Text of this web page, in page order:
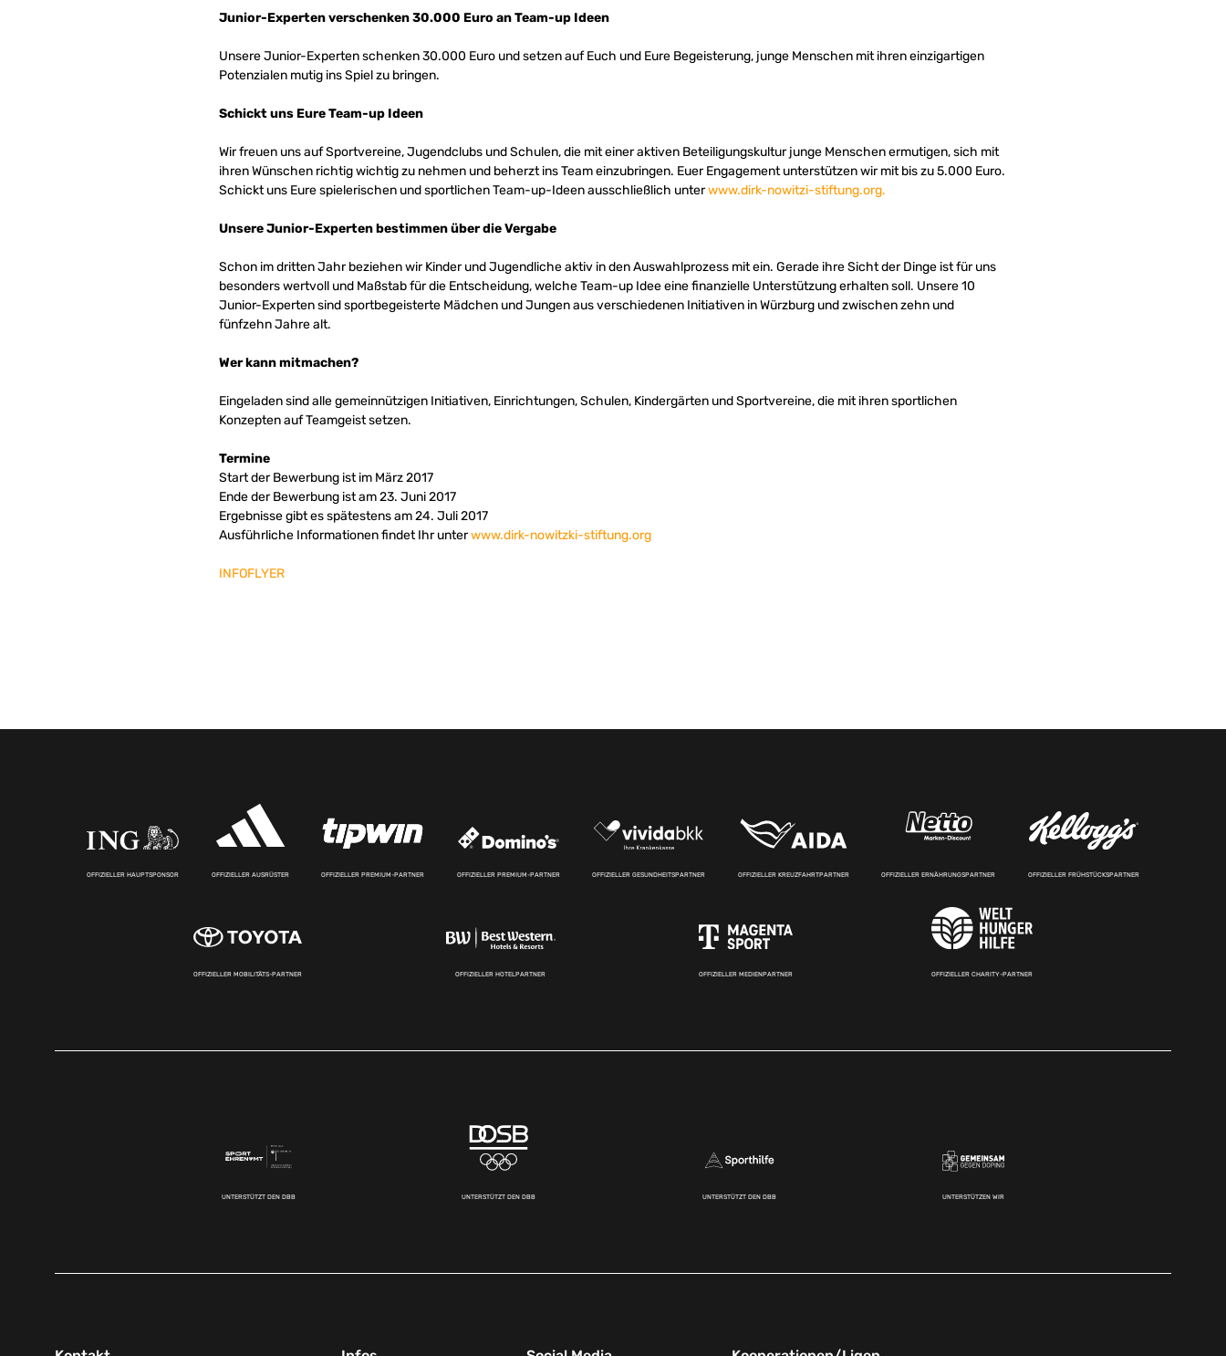
Junior-Experten verschenken 30.000 Euro an Team-up Ideen
Unsere Junior-Experten schenken 30.000 Euro und setzen auf Euch und Eure Begeisterung, junge Menschen mit ihren einzigartigen
Potenzialen mutig ins Spiel zu bringen.
Schickt uns Eure Team-up Ideen
Wir freuen uns auf Sportvereine, Jugendclubs und Schulen, die mit einer aktiven Beteiligungskultur junge Menschen ermutigen, sich mit
ihren Wünschen richtig wichtig zu nehmen und beherzt ins Team einzubringen. Euer Engagement unterstützen wir mit bis zu 5.000 Euro.
Schickt uns Eure spielerischen und sportlichen Team-up-Ideen ausschließlich unterwww.dirk-nowitzi-stiftung.org.
Unsere Junior-Experten bestimmen über die Vergabe
Schon im dritten Jahr beziehen wir Kinder und Jugendliche aktiv in den Auswahlprozess mit ein. Gerade ihre Sicht der Dinge ist für uns
besonders wertvoll und Maßstab für die Entscheidung, welche Team-up Idee eine finanzielle Unterstützung erhalten soll. Unsere 10
Junior-Experten sind sportbegeisterte Mädchen und Jungen aus verschiedenen Initiativen in Würzburg und zwischen zehn und
fünfzehn Jahre alt.
Wer kann mitmachen?
Eingeladen sind alle gemeinnützigen Initiativen, Einrichtungen, Schulen, Kindergärten und Sportvereine, die mit ihren sportlichen
Konzepten auf Teamgeist setzen.
Termine
Start der Bewerbung ist im März 2017
Ende der Bewerbung ist am 23. Juni 2017
Ergebnisse gibt es spätestens am 24. Juli 2017
Ausführliche Informationen findet Ihr unterwww.dirk-nowitzki-stiftung.org
INFOFLYER
OFFIZIELLER HAUPTSPONSOR OFFIZIELLER AUSRÜSTER OFFIZIELLER PREMIUM-PARTNER OFFIZIELLER PREMIUM-PARTNER OFFIZIELLER GESUNDHEITSPARTNER OFFIZIELLER KREUZFAHRTPARTNER OFFIZIELLER ERNÄHRUNGSPARTNER OFFIZIELLER FRÜHSTÜCKSPARTNER
OFFIZIELLER MOBILITÄTS-PARTNER OFFIZIELLER HOTELPARTNER OFFIZIELLER MEDIENPARTNER OFFIZIELLER CHARITY-PARTNER
UNTERSTÜTZT DEN DBB UNTERSTÜTZT DEN DBB UNTERSTÜTZT DEN DBB UNTERSTÜTZEN WIR